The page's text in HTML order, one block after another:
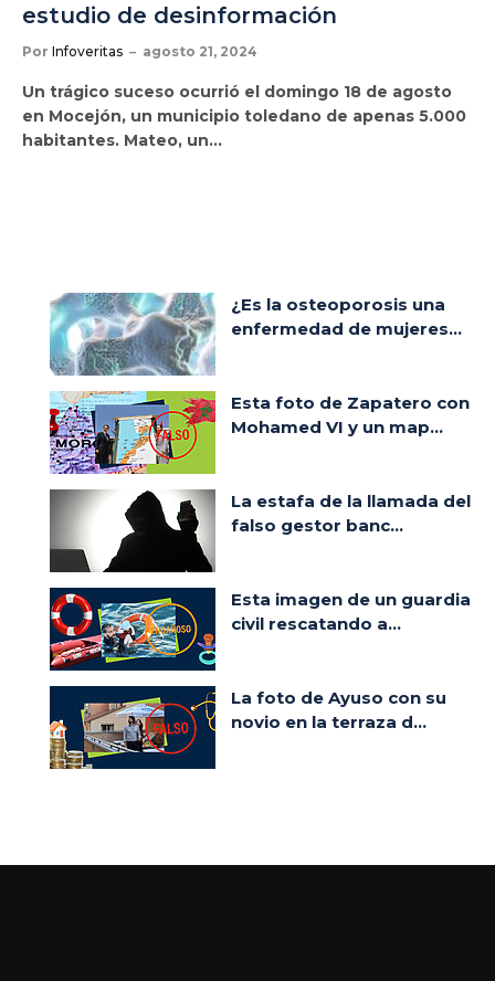
estudio de desinformación
Por Infoveritas agosto 21, 2024
Un trágico suceso ocurrió el domingo 18 de agosto
en Mocejón, un municipio toledano de apenas 5.000
habitantes. Mateo, un…
¿Es la osteoporosis una
enfermedad de mujeres...
Esta foto de Zapatero con
Mohamed VI y un map...
La estafa de la llamada del
falso gestor banc...
Esta imagen de un guardia
civil rescatando a...
La foto de Ayuso con su
novio en la terraza d...